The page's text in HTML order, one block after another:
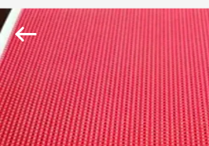
MAISON
PRODUITS
HUATAO
LOVER
LTD.
All
Rights
Reserved.